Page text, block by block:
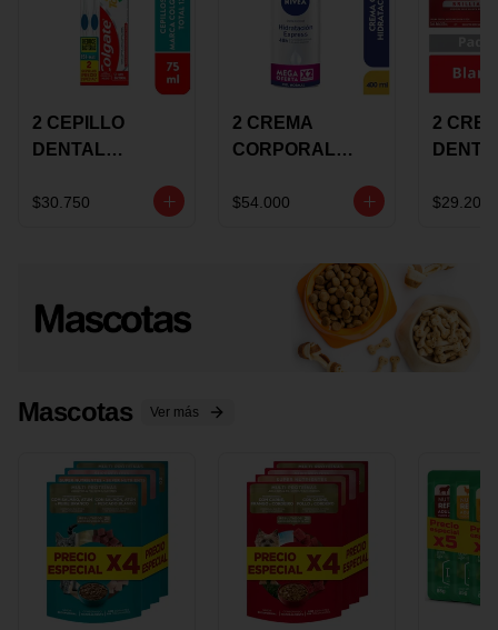
2 CEPILLO
DENTAL
+CREMA
$30.750
2 CREMA
CORPORAL
EXPRESS
OFERTA
$54.000
2
$29.200
Mascotas Ver más